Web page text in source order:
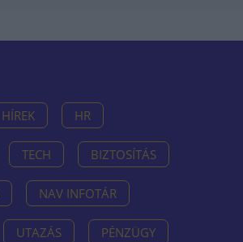
HÍREK HR
TECH BIZTOSÍTÁS
NAV INFOTÁR
UTAZÁS PÉNZÜGY